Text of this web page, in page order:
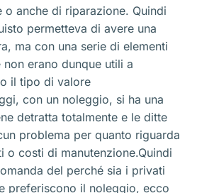
o anche di riparazione. Quindi
permetteva di avere una
ma con una serie di elementi
non erano dunque utili a
il tipo di valore
con un noleggio, si ha una
detratta totalmente e le ditte
problema per quanto riguarda
o costi di manutenzione.Quindi
del perché sia i privati
preferiscono il noleggio, ecco